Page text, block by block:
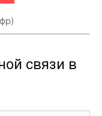
связи в